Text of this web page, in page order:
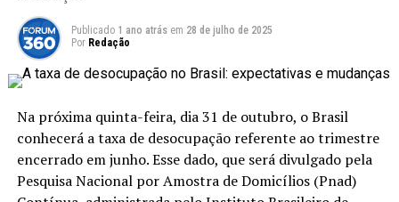
Publicado 1 ano atrás em 28 de julho de 2025
Por Redação
Na próxima quinta-feira, dia 31 de outubro, o Brasil
conhecerá a taxa de desocupação referente ao trimestre
encerrado em junho. Esse dado, que será divulgado pela
Pesquisa Nacional por Amostra de Domicílios (Pnad)